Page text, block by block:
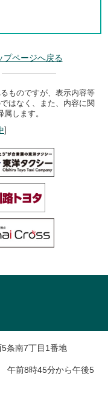
プページへ戻る
ものですが、表示内容等
はなく、また、内容に関
します。
]
条南7丁目1番地
午前8時45分から午後5